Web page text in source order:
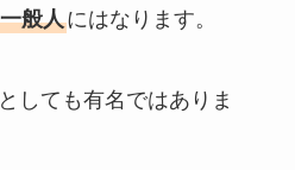
般人にはなります。
しても有名ではありま